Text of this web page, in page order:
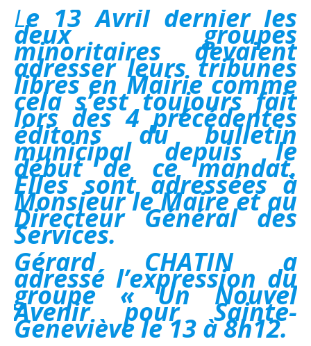
Le 13 Avril dernier les
deux groupes
minoritaires devaient
adresser leurs tribunes
libres en Mairie comme
cela s’est toujours fait
lors des 4 précédentes
éditons du bulletin
municipal depuis le
début de ce mandat.
Elles sont adressées à
Monsieur le Maire et au
Directeur Général des
Services.
Gérard CHATIN a
adressé l’expression du
groupe « Un Nouvel
Avenir pour Sainte-
Geneviève le 13 à 8h12.